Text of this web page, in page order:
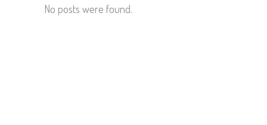
No posts were found.